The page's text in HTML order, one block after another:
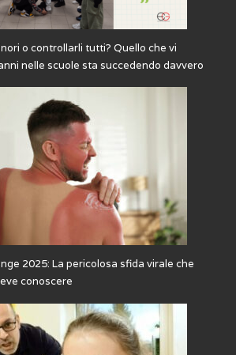
o controllarli tutti? Quello che vi
nelle scuole sta succedendo davvero
2025: La pericolosa sfida virale che
conoscere